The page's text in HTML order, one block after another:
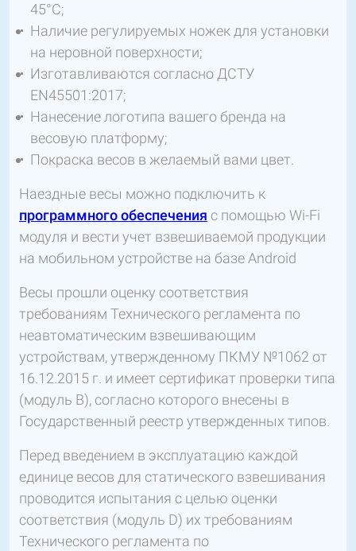
45°C;
Наличие регулируемых ножек для установки
на неровной поверхности;
Изготавливаются согласно ДСТУ
EN45501:2017;
Нанесение логотипа вашего бренда на
весовую платформу;
Покраска весов в желаемый вами цвет.
Наездные весы можно подключить к
программного обеспечения с помощью Wi-Fi
модуля и вести учет взвешиваемой продукции
на мобильном устройстве на базе Android
Весы прошли оценку соответствия
требованиям Технического регламента по
неавтоматическим взвешивающим
устройствам, утвержденному ПКМУ №1062 от
16.12.2015 г. и имеет сертификат проверки типа
(модуль В), согласно которого внесены в
Государственный реестр утвержденных типов.
Перед введением в эксплуатацию каждой
единице весов для статического взвешивания
проводится испытания с целью оценки
соответствия (модуль D) их требованиям
Технического регламента по